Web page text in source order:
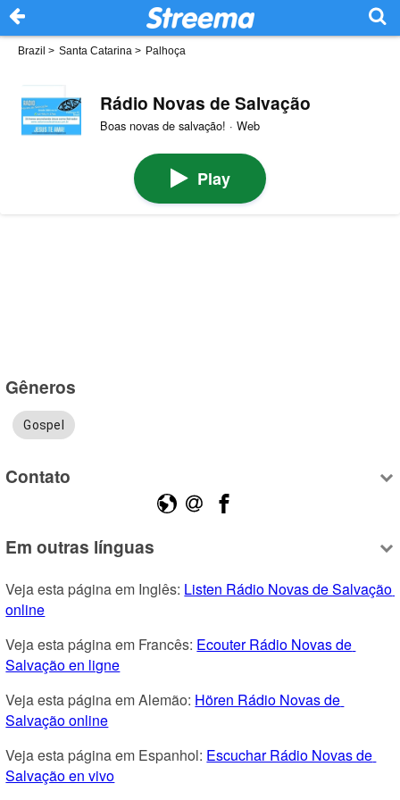
Brazil > Santa Catarina > Palhoça
Rádio Novas de Salvação
Boas novas de salvação! · Web
Play
Gêneros
Gospel
Contato
Em outras línguas
Veja esta página em Inglês: Listen Rádio Novas de Salvação
online
Veja esta página em Francês: Ecouter Rádio Novas de
Salvação en ligne
Veja esta página em Alemão: Hören Rádio Novas de
Salvação online
Veja esta página em Espanhol: Escuchar Rádio Novas de
Salvação en vivo